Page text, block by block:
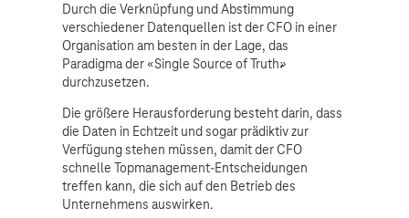
Durch die Verknüpfung und Abstimmung
verschiedener Datenquellen ist der CFO in einer
Organisation am besten in der Lage, das
Paradigma der «Single Source of Truth»
durchzusetzen.
Die größere Herausforderung besteht darin, dass
die Daten in Echtzeit und sogar prädiktiv zur
Verfügung stehen müssen, damit der CFO
schnelle Topmanagement-Entscheidungen
treffen kann, die sich auf den Betrieb des
Unternehmens auswirken.